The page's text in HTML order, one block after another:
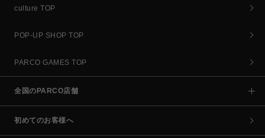
culture TOP
POP-UP SHOP TOP
PARCO GAMES TOP
全国のPARCO店舗
初めてのお客様へ